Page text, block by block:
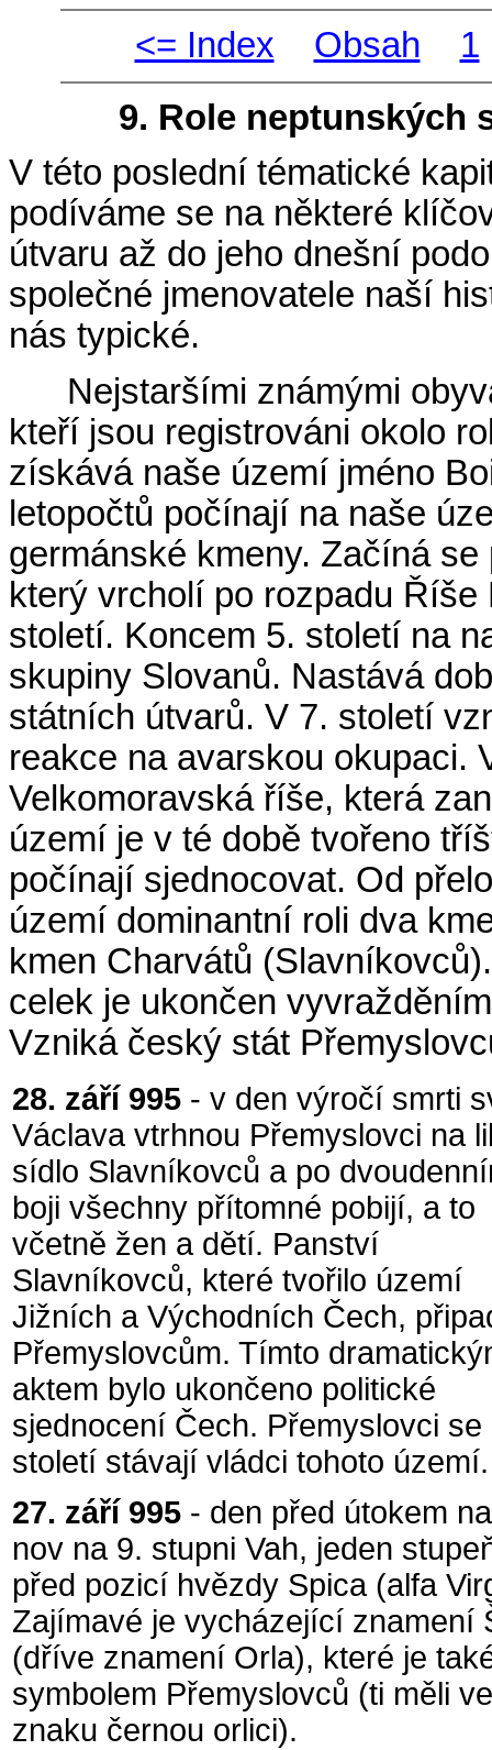
<= Index Obsah
1
9. Role neptunských
V této poslední tématické
podíváme se na některé
útvaru až do jeho dnešní
společné jmenovatele naší
nás typické.
Nejstaršími známými
kteří jsou registrováni okolo
získává naše území jméno
letopočtů počínají na naše
germánské kmeny. Začíná
který vrcholí po rozpadu
století. Koncem 5. století na
skupiny Slovanů. Nastává
státních útvarů. V 7. století
reakce na avarskou okupaci.
Velkomoravská říše, která
území je v té době tvořeno
počínají sjednocovat. Od
území dominantní roli dva
kmen Charvátů
celek je ukončen
Vzniká český stát
28. září 995 - v den výročí smrti
Václava vtrhnou Přemyslovci na
sídlo Slavníkovců a po
boji všechny přítomné pobijí, a to
včetně žen a dětí. Panství
Slavníkovců, které tvořilo území
Jižních a Východních Čech,
Přemyslovcům. Tímto
aktem bylo ukončeno politické
sjednocení Čech. Přemyslovci se
století stávají vládci tohoto území.
27. září 995 - den před útokem
nov na 9. stupni Vah, jeden
před pozicí hvězdy Spica (alfa
Zajímavé je vycházející znamení
(dříve znamení Orla), které je
symbolem Přemyslovců (ti měli ve
znaku černou orlici).